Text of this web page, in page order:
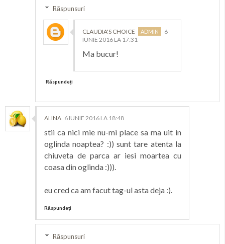
Răspunsuri
CLAUDIA'S CHOICE
6
IUNIE 2016 LA 17:31
Ma bucur!
Răspundeți
ALINA 6 IUNIE 2016 LA 18:48
stii ca nici mie nu-mi place sa ma uit in
oglinda noaptea? :)) sunt tare atenta la
chiuveta de parca ar iesi moartea cu
coasa din oglinda :))).
eu cred ca am facut tag-ul asta deja :).
Răspundeți
Răspunsuri